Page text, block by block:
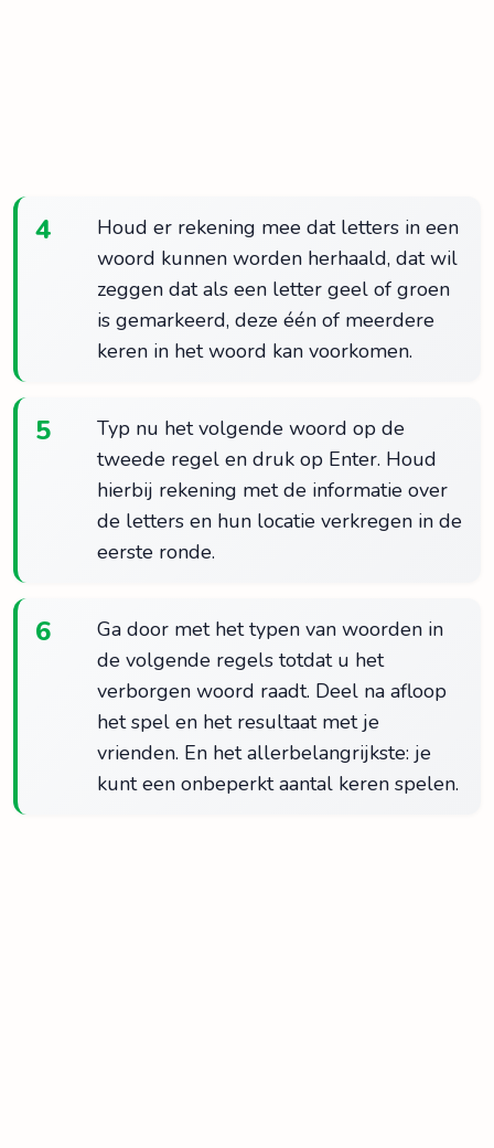
4
Houd er rekening mee dat letters in een
woord kunnen worden herhaald, dat wil
zeggen dat als een letter geel of groen
is gemarkeerd, deze één of meerdere
keren in het woord kan voorkomen.
5
Typ nu het volgende woord op de
tweede regel en druk op Enter. Houd
hierbij rekening met de informatie over
de letters en hun locatie verkregen in de
eerste ronde.
6
Ga door met het typen van woorden in
de volgende regels totdat u het
verborgen woord raadt. Deel na afloop
het spel en het resultaat met je
vrienden. En het allerbelangrijkste: je
kunt een onbeperkt aantal keren spelen.